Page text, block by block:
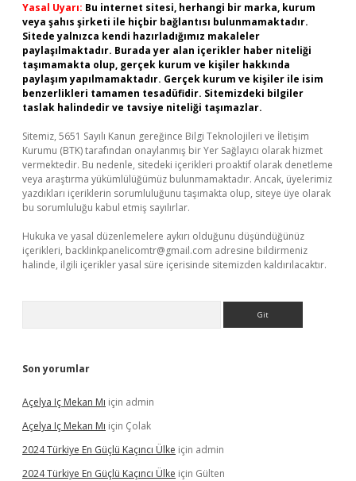
Yasal Uyarı: Bu internet sitesi, herhangi bir marka, kurum
veya şahıs şirketi ile hiçbir bağlantısı bulunmamaktadır.
Sitede yalnızca kendi hazırladığımız makaleler
paylaşılmaktadır. Burada yer alan içerikler haber niteliği
taşımamakta olup, gerçek kurum ve kişiler hakkında
paylaşım yapılmamaktadır. Gerçek kurum ve kişiler ile isim
benzerlikleri tamamen tesadüfidir. Sitemizdeki bilgiler
taslak halindedir ve tavsiye niteliği taşımazlar.
Sitemiz, 5651 Sayılı Kanun gereğince Bilgi Teknolojileri ve İletişim
Kurumu (BTK) tarafından onaylanmış bir Yer Sağlayıcı olarak hizmet
vermektedir. Bu nedenle, sitedeki içerikleri proaktif olarak denetleme
veya araştırma yükümlülüğümüz bulunmamaktadır. Ancak, üyelerimiz
yazdıkları içeriklerin sorumluluğunu taşımakta olup, siteye üye olarak
bu sorumluluğu kabul etmiş sayılırlar.
Hukuka ve yasal düzenlemelere aykırı olduğunu düşündüğünüz
içerikleri, backlinkpanelicomtr@gmail.com adresine bildirmeniz
halinde, ilgili içerikler yasal süre içerisinde sitemizden kaldırılacaktır.
Son yorumlar
Açelya Iç Mekan Mı için admin
Açelya Iç Mekan Mı için Çolak
2024 Türkiye En Güçlü Kaçıncı Ülke için admin
2024 Türkiye En Güçlü Kaçıncı Ülke için Gülten